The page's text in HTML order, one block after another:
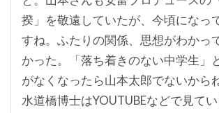
揆」を敬遠していたが、今頃になっ
すね。ふたりの関係、思想がわかっ
かった。「落ち着きのない中学生」
がなくなったら山本太郎でないからね
水道橋博士はYOUTUBEなどで見て